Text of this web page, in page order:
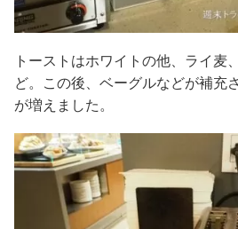
トーストはホワイトの他、ライ麦
ど。この後、ベーグルなどが補充
が増えました。